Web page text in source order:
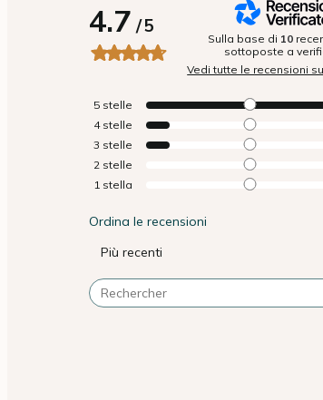
4.7/5
Sulla base di 10
sottoposte a
Vedi tutte le recensioni
5 stelle
4 stelle
3 stelle
2 stelle
1 stella
Ordina le recensioni